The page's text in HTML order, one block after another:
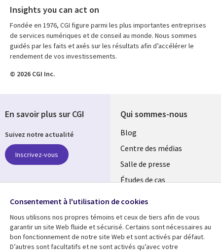
Insights you can act on
Fondée en 1976, CGI figure parmi les plus importantes entreprises
de services numériques et de conseil au monde. Nous sommes
guidés par les faits et axés sur les résultats afin d’accélérer le
rendement de vos investissements.
© 2026 CGI Inc.
Qui sommes-nous
Useful
links
LUXEMBOURG
Blog
Centre des médias
Salle de presse
Études de cas
En savoir plus sur CGI
Suivez notre actualité
Inscrivez-vous
réseaux
Social
Media
LUXEMBOURG
Consentement à l'utilisation de cookies
Nous utilisons nos propres témoins et ceux de tiers afin de vous
garantir un site Web fluide et sécurisé. Certains sont nécessaires au
bon fonctionnement de notre site Web et sont activés par défaut.
D’autres sont facultatifs et ne sont activés qu’avec votre